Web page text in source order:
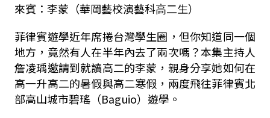
來賓：李蒙（華岡藝校演藝科⾼⼆⽣）
菲律賓遊學近年席捲台灣學生圈，但你知道同一個
地方，竟然有人在半年內去了兩次嗎？本集主持人
詹凌瑀邀請到就讀高二的李蒙，親身分享她如何在
高一升高二的暑假與高二寒假，兩度飛往菲律賓北
部高山城市碧瑤（Baguio）遊學。